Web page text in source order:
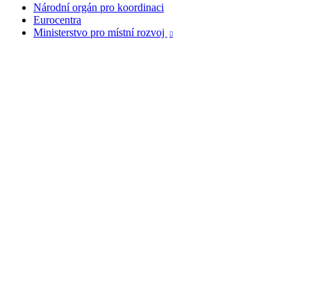
Národní orgán pro koordinaci
Eurocentra
Ministerstvo pro místní rozvoj
